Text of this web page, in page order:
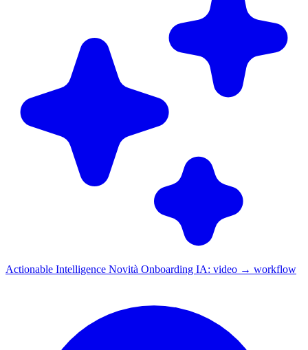
Actionable Intelligence Novità Onboarding IA: video → workflow